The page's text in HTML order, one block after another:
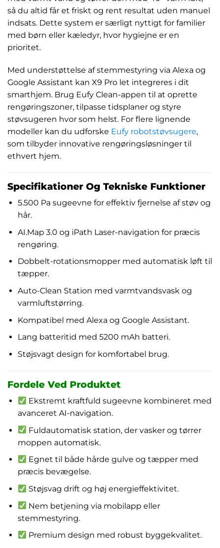
så du altid får et friskt og rent resultat uden manuel
indsats. Dette system er særligt nyttigt for familier
med børn eller kæledyr, hvor hygiejne er en
prioritet.
Med understøttelse af stemmestyring via Alexa og
Google Assistant kan X9 Pro let integreres i dit
smarthjem. Brug Eufy Clean-appen til at oprette
rengøringszoner, tilpasse tidsplaner og styre
støvsugeren hvor som helst. For flere lignende
modeller kan du udforske Eufy robotstøvsugere,
som tilbyder innovative rengøringsløsninger til
ethvert hjem.
Specifikationer Og Tekniske Funktioner
5.500 Pa sugeevne for effektiv fjernelse af støv og
hår.
AI.Map 3.0 og iPath Laser-navigation for præcis
rengøring.
Dobbelt-rotationsmopper med automatisk løft til
tæpper.
Auto-Clean Station med varmtvandsvask og
varmluftstørring.
Kompatibel med Alexa og Google Assistant.
Lang batteritid med 5200 mAh batteri.
Støjsvagt design for komfortabel brug.
Fordele Ved Produktet
Ekstremt kraftfuld sugeevne kombineret med
avanceret AI-navigation.
Fuldautomatisk station, der vasker og tørrer
moppen automatisk.
Egnet til både hårde gulve og tæpper med
præcis bevægelse.
Støjsvag drift og høj energieffektivitet.
Nem betjening via mobilapp eller
stemmestyring.
Premium design med robust byggekvalitet.